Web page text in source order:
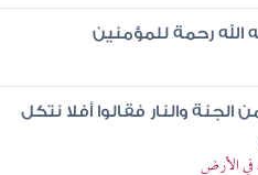
الله رحمة للمؤمنين
والنار فقالوا أفلا نتكل
الأرض